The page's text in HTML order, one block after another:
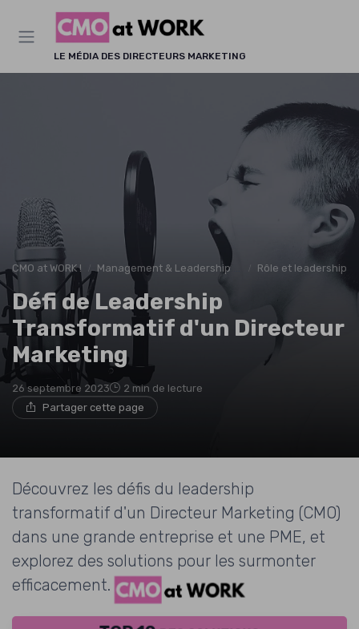
LE MÉDIA DES DIRECTEURS MARKETING
CMO at WORK ! Management & Leadership Marketing Rôle et leadership
Défi de Leadership
Transformatif d'un Directeur
Marketing
26 septembre 2023
2 min de lecture
Partager cette page
Découvrez les défis du leadership
transformatif d'un Directeur Marketing (CMO)
dans une grande entreprise et une PME, et
explorez des solutions pour les surmonter
efficacement.
Panneau de gestion des cookies